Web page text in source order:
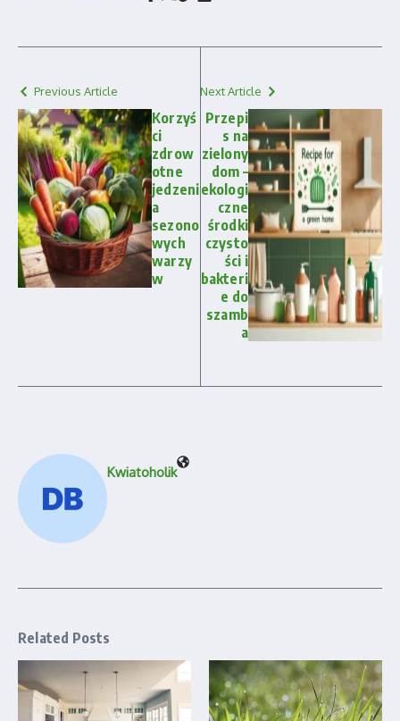
Previous Article
Korzyś
ci
zdrow
otne
jedzeni
a
sezono
wych
warzy
w
Next Article
Przepi
s na
zielony
dom –
ekologi
czne
środki
czysto
ści i
bakteri
e do
szamb
a
Kwiatoholik
Related Posts